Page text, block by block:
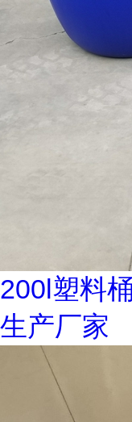
200l塑料
生产厂家